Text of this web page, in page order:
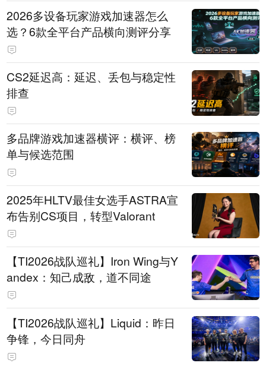
2026多设备玩家游戏加速器怎么
选？6款全平台产品横向测评分享
CS2延迟高：延迟、丢包与稳定性
排查
多品牌游戏加速器横评：横评、榜
单与候选范围
2025年HLTV最佳女选手ASTRA宣
布告别CS项目，转型Valorant
【TI2026战队巡礼】Iron Wing与Y
andex：知己成敌，道不同途
【TI2026战队巡礼】Liquid：昨日
争锋，今日同舟